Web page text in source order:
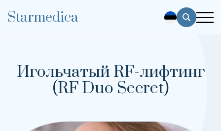
Starmedica
Игольчатый RF-лифтинг
(RF Duo Secret)